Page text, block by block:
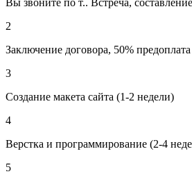
Вы звоните по т.. Встреча,
2
Заключение договора, 50% предоплата
3
Создание макета сайта (1-2 недели)
4
Верстка и программирование (2-4
5